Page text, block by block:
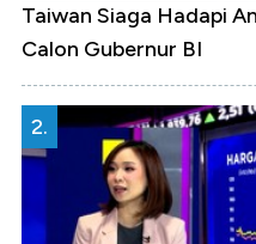
Taiwan Siaga Hadapi
Calon Gubernur BI
2.